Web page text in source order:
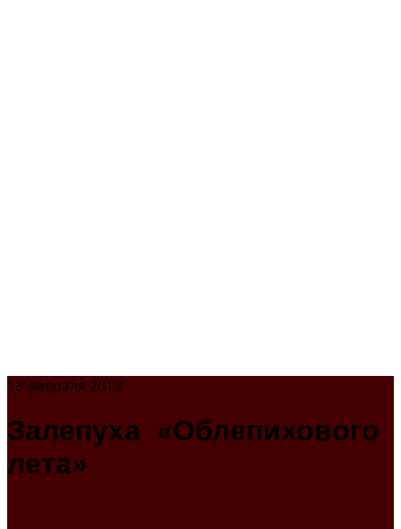
13 февраля 2019
Залепуха «Облепихового
лета»